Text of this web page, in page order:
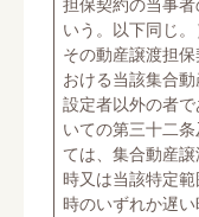
いう。以下同じ
その動産譲渡担
おける当該集合
設定者以外の者
いての第三十二
ては、集合動産
時又は当該特定
時のいずれか遅い